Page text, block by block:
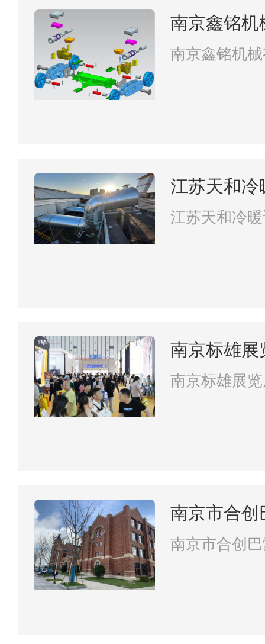
南京鑫铭机
南京鑫铭机
江苏天和冷
限公司
江苏天和冷
南京标雄展
南京标雄展
南京市合创
有限责任公
南京市合创